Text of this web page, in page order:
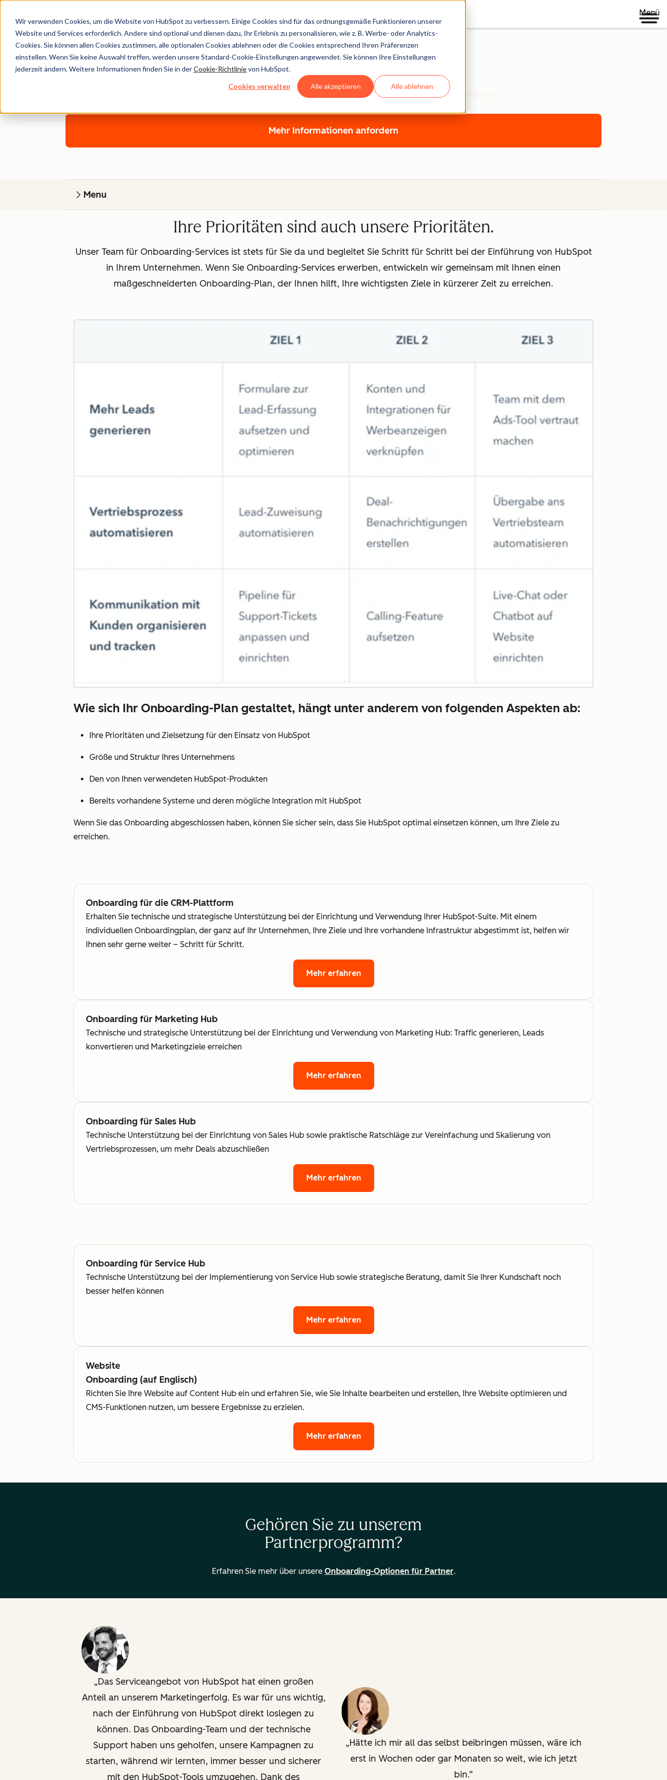
Wir verwenden Cookies, um die Website von HubSpot zu verbessern. Einige Cookies sind für das ordnungsgemäße Funktionieren unserer
Website und Services erforderlich. Andere sind optional und dienen dazu, Ihr Erlebnis zu personalisieren, wie z. B. Werbe- oder Analytics-
Cookies. Sie können allen Cookies zustimmen, alle optionalen Cookies ablehnen oder die Cookies entsprechend Ihren Präferenzen
einstellen. Wenn Sie keine Auswahl treffen, werden unsere Standard-Cookie-Einstellungen angewendet. Sie können Ihre Einstellungen
jederzeit ändern. Weitere Informationen finden Sie in derCookie-Richtlinievon HubSpot.
Cookies verwalten Alle akzeptieren Alle ablehnen
Menü
Onboarding-Services
Ein individueller Onboarding-Plan, der Ihrem Unternehmen hilft, mit HubSpot zu wachsen
Mehr Informationen anfordern
Menu
Ihre Prioritäten sind auch unsere Prioritäten.
Unser Team für Onboarding-Services ist stets für Sie da und begleitet Sie Schritt für Schritt bei der Einführung von HubSpot
in Ihrem Unternehmen. Wenn Sie Onboarding-Services erwerben, entwickeln wir gemeinsam mit Ihnen einen
maßgeschneiderten Onboarding-Plan, der Ihnen hilft, Ihre wichtigsten Ziele in kürzerer Zeit zu erreichen.
Wie sich Ihr Onboarding-Plan gestaltet, hängt unter anderem von folgenden Aspekten ab:
Ihre Prioritäten und Zielsetzung für den Einsatz von HubSpot
Größe und Struktur Ihres Unternehmens
Den von Ihnen verwendeten HubSpot-Produkten
Bereits vorhandene Systeme und deren mögliche Integration mit HubSpot
Wenn Sie das Onboarding abgeschlossen haben, können Sie sicher sein, dass Sie HubSpot optimal einsetzen können, um Ihre Ziele zu
erreichen.
Onboarding für die CRM-Plattform
Erhalten Sie technische und strategische Unterstützung bei der Einrichtung und Verwendung Ihrer HubSpot-Suite. Mit einem
individuellen Onboardingplan, der ganz auf Ihr Unternehmen, Ihre Ziele und Ihre vorhandene Infrastruktur abgestimmt ist, helfen wir
Ihnen sehr gerne weiter – Schritt für Schritt.
Mehr erfahren
Onboarding für Marketing Hub
Technische und strategische Unterstützung bei der Einrichtung und Verwendung von Marketing Hub: Traffic generieren, Leads
konvertieren und Marketingziele erreichen
Mehr erfahren
Onboarding für Sales Hub
Technische Unterstützung bei der Einrichtung von Sales Hub sowie praktische Ratschläge zur Vereinfachung und Skalierung von
Vertriebsprozessen, um mehr Deals abzuschließen
Mehr erfahren
Onboarding für Service Hub
Technische Unterstützung bei der Implementierung von Service Hub sowie strategische Beratung, damit Sie Ihrer Kundschaft noch
besser helfen können
Mehr erfahren
Website
Onboarding (auf Englisch)
Richten Sie Ihre Website auf Content Hub ein und erfahren Sie, wie Sie Inhalte bearbeiten und erstellen, Ihre Website optimieren und
CMS-Funktionen nutzen, um bessere Ergebnisse zu erzielen.
Mehr erfahren
Gehören Sie zu unserem
Partnerprogramm?
Erfahren Sie mehr über unsere Onboarding-Optionen für Partner.
Das Serviceangebot von HubSpot hat einen großen
Anteil an unserem Marketingerfolg. Es war für uns wichtig,
nach der Einführung von HubSpot direkt loslegen zu
können. Das Onboarding-Team und der technische
Support haben uns geholfen, unsere Kampagnen zu
starten, während wir lernten, immer besser und sicherer
mit den HubSpot-Tools umzugehen. Dank des
Hätte ich mir all das selbst beibringen müssen, wäre ich
erst in Wochen oder gar Monaten so weit, wie ich jetzt
bin.